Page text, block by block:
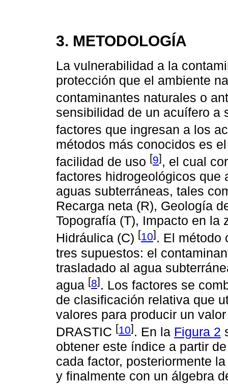
3. METODOLOGÍA
La vulnerabilidad a la
protección que el ambiente
contaminantes naturales o
sensibilidad de un acuífero a
factores que ingresan a los
métodos más conocidos es
facilidad de uso [9], el cual
factores hidrogeológicos que
aguas subterráneas, tales
Recarga neta (R), Geología
Topografía (T), Impacto en la
Hidráulica (C) [10]. El método
tres supuestos: el
trasladado al agua
agua [8]. Los factores se
de clasificación relativa que
valores para producir un
DRASTIC [10]. En la Figura 2
obtener este índice a partir
cada factor, posteriormente
y finalmente con un álgebra